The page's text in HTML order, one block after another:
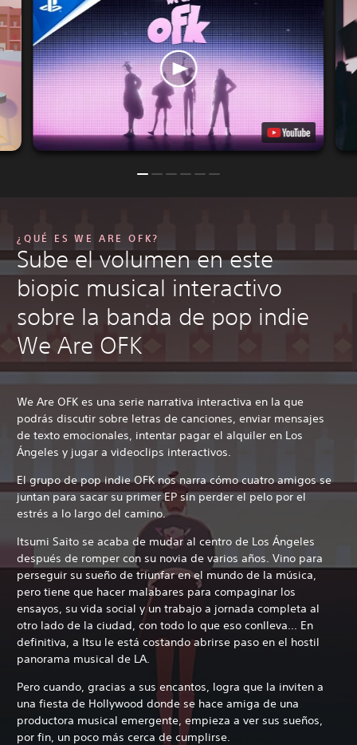
¿QUÉ ES WE ARE OFK?
Sube el volumen en este
biopic musical interactivo
sobre la banda de pop indie
We Are OFK
We Are OFK es una serie narrativa interactiva en la que
podrás discutir sobre letras de canciones, enviar mensajes
de texto emocionales, intentar pagar el alquiler en Los
Ángeles y jugar a videoclips interactivos.
El grupo de pop indie OFK nos narra cómo cuatro amigos se
juntan para sacar su primer EP sin perder el pelo por el
estrés a lo largo del camino.
Itsumi Saito se acaba de mudar al centro de Los Ángeles
después de romper con su novia de varios años. Vino para
perseguir su sueño de triunfar en el mundo de la música,
pero tiene que hacer malabares para compaginar los
ensayos, su vida social y un trabajo a jornada completa al
otro lado de la ciudad, con todo lo que eso conlleva... En
definitiva, a Itsu le está costando abrirse paso en el hostil
panorama musical de LA.
Pero cuando, gracias a sus encantos, logra que la inviten a
una fiesta de Hollywood donde se hace amiga de una
productora musical emergente, empieza a ver sus sueños,
por fin, un poco más cerca de cumplirse.